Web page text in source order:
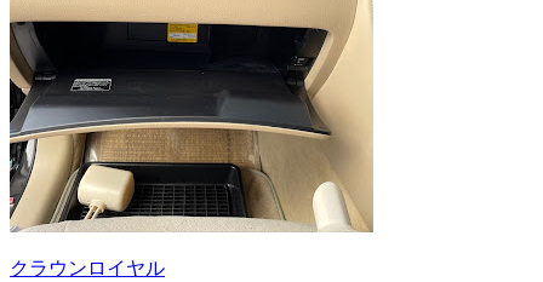
クラウンロイヤル